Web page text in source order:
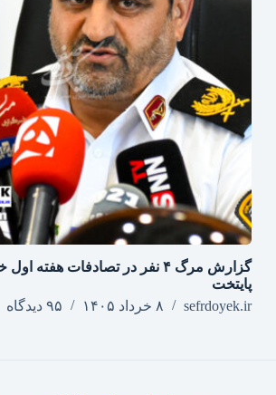
گزارش مرگ ۴ نفر در تصادفات هفته
پایتخت
sefrdoyek.ir
۸ خرداد ۱۴۰۵ ۹۵ دیدگاه